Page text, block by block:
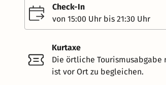
Check-In
von 15:00 Uhr bis 21:30 Uhr
Kurtaxe
Die örtliche
ist vor Ort zu begleichen.